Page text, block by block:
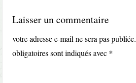
Laisser un commentaire
votre adresse e-mail ne sera pas publiée.
obligatoires sont indiqués avec *